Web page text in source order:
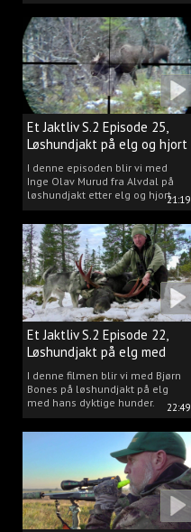
21:19
Et Jaktliv S.2 Episode 25,
Løshundjakt på elg og hjort
i Norge.
I denne episoden blir vi med
Inge Olav Murud fra Alvdal på
løshundjakt etter elg og hjort.
22:49
Et Jaktliv S.2 Episode 22,
Løshundjakt på elg med
Bjørn Bones
I denne filmen blir vi med Bjørn
Bones på løshundjakt på elg
med hans dyktige hunder.